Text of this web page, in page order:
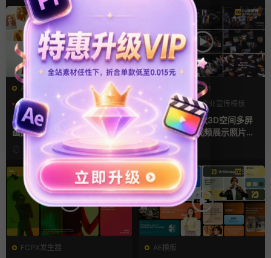
AE模板
LOGO动画
三维 幻灯片
ae相册模板 多场景照片墙堆叠
画廊幻灯片宣传视频
15小时前
PR基本图形mogrt
PR基本图形
企业宣传模板
幻灯片
Pr视频模板 10款3D空间多屏
切换开场相册视频展示照片墙
pr模板
2天前
FCPX发生器
AE模板